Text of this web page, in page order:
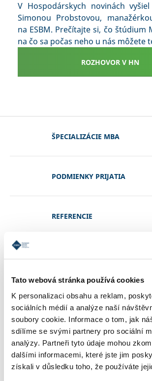
Tato webová stránka používá cookies
K personalizaci obsahu a reklam,
sociálních médií a analýze naší
soubory cookie. Informace o tom, jak
sdílíme se svými partnery pro sociální
analýzy. Partneři tyto údaje mohou
dalšími informacemi, které jste jim
získali v důsledku toho, že používáte
V Hospodárskych novinách
Simonou Probstovou,
na ESBM. Prečítajte si, čo štúdium
na čo sa počas neho u nás môžete
ROZHOVOR V HN
ŠPECIALIZÁCIE MBA
PODMIENKY PRIJATIA
REFERENCIE
INFORMÁCIE O ŠTÚDIU
ŠKOLNÉ